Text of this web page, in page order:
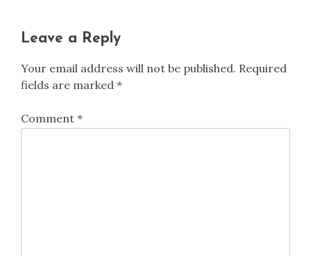
Leave a Reply
Your email address will not be published. Required
fields are marked *
Comment *